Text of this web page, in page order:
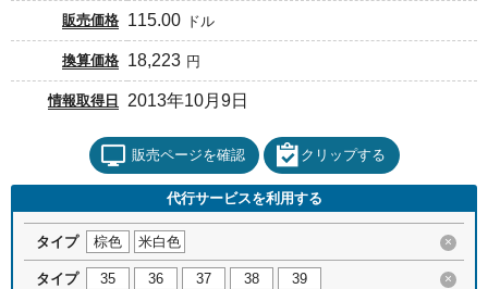
販売価格 115.00 ドル
換算価格 18,223 円
情報取得日 2013年10月9日
販売ページを確認 クリップする
代行サービスを利用する
タイプ 棕色 米白色 ×
タイプ 35 36 37 38 39 ×